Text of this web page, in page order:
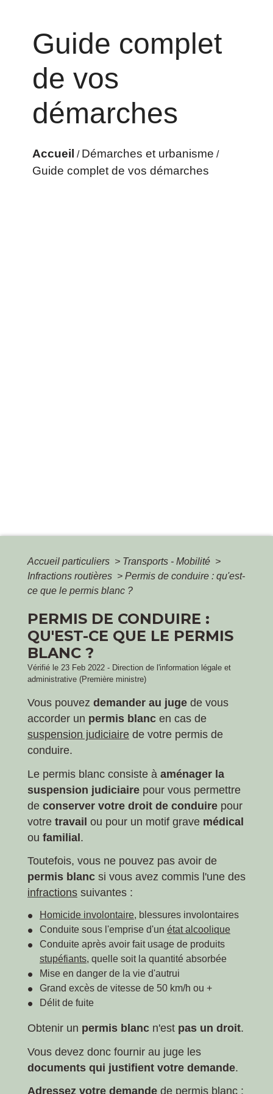
Guide complet
de vos
démarches
Accueil / Démarches et urbanisme /
Guide complet de vos démarches
Accueil particuliers > Transports - Mobilité >
Infractions routières > Permis de conduire : qu'est-
ce que le permis blanc ?
PERMIS DE CONDUIRE :
QU'EST-CE QUE LE PERMIS
BLANC ?
Vérifié le 23 Feb 2022 - Direction de l'information légale et
administrative (Première ministre)
Vous pouvez demander au juge de vous
accorder un permis blanc en cas de
suspension judiciaire de votre permis de
conduire.
Le permis blanc consiste à aménager la
suspension judiciaire pour vous permettre
de conserver votre droit de conduire pour
votre travail ou pour un motif grave médical
ou familial.
Toutefois, vous ne pouvez pas avoir de
permis blanc si vous avez commis l'une des
infractions suivantes :
Homicide involontaire, blessures involontaires
Conduite sous l'emprise d'un état alcoolique
Conduite après avoir fait usage de produits
stupéfiants, quelle soit la quantité absorbée
Mise en danger de la vie d'autrui
Grand excès de vitesse de 50 km/h ou +
Délit de fuite
Obtenir un permis blanc n'est pas un droit.
Vous devez donc fournir au juge les
documents qui justifient votre demande.
Adressez votre demande de permis blanc :